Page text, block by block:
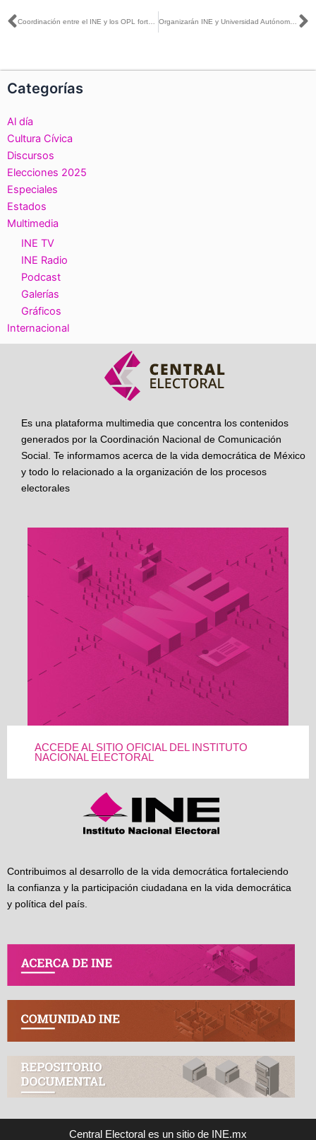
Ant Organizarán INE y Universidad Autónoma de Nuevo León el foro de debate “Contexto, alcances y resultados del monitoreo de la precampaña electoral 2023-2024”
Categorías
Al día
Cultura Cívica
Discursos
Elecciones 2025
Especiales
Estados
Multimedia
INE TV
INE Radio
Podcast
Galerías
Gráficos
Internacional
Es una plataforma multimedia que concentra los contenidos
generados por la Coordinación Nacional de Comunicación
Social. Te informamos acerca de la vida democrática de México
y todo lo relacionado a la organización de los procesos
electorales
ACCEDE AL SITIO OFICIAL DEL INSTITUTO
NACIONAL ELECTORAL
Contribuimos al desarrollo de la vida democrática fortaleciendo
la confianza y la participación ciudadana en la vida democrática
y política del país.
Central Electoral es un sitio de INE.mx